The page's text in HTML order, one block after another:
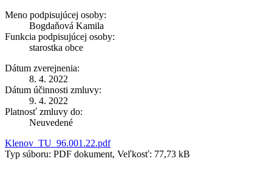
Meno podpisujúcej osoby:
Bogdaňová Kamila
Funkcia podpisujúcej osoby:
starostka obce
Dátum zverejnenia:
8. 4. 2022
Dátum účinnosti zmluvy:
9. 4. 2022
Platnosť zmluvy do:
Neuvedené
Klenov_TU_96.001.22.pdf
Typ súboru: PDF dokument, Veľkosť: 77,73 kB